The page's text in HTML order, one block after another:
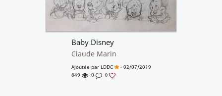
Baby Disney
Claude Marin
Ajoutée par LDDC
- 02/07/2019
849
0 0